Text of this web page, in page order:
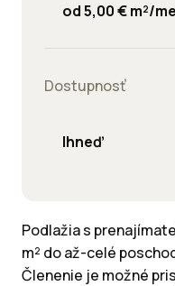
od 5,00 € m²/
Dostupnosť
Ihneď
Podlažia s
m² do až-celé
Členenie je možné